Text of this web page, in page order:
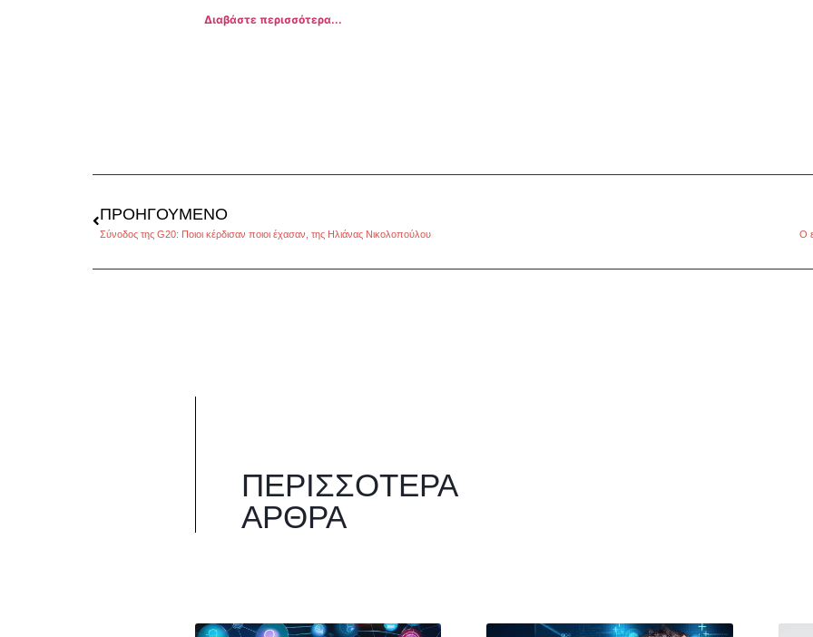
Διαβάστε περισσότερα...
ΠΡΟΗΓΟΎΜΕΝΟ
Σύνοδος της G20: Ποιοι κέρδισαν ποιοι έχασαν, της Ηλιάνας Νικολοπούλου Ο
ΠΕΡΙΣΣΌΤΕΡΑ
ΆΡΘΡΑ